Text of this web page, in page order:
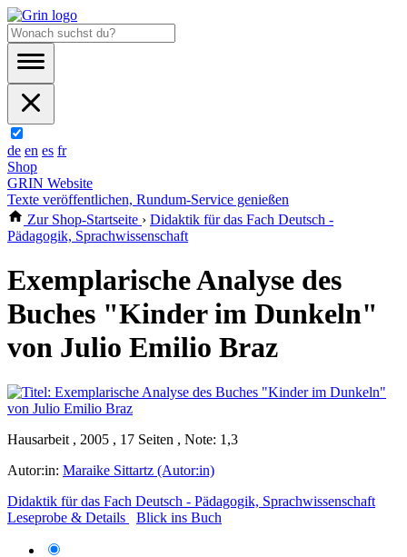
de en es fr
Shop
GRIN Website
Texte veröffentlichen, Rundum-Service genießen
Zur Shop-Startseite › Didaktik für das Fach Deutsch -
Pädagogik, Sprachwissenschaft
Exemplarische Analyse des
Buches "Kinder im Dunkeln"
von Julio Emilio Braz
Hausarbeit , 2005 , 17 Seiten , Note: 1,3
Autor:in: Maraike Sittartz (Autor:in)
Didaktik für das Fach Deutsch - Pädagogik, Sprachwissenschaft
Leseprobe & Details
Blick ins Buch